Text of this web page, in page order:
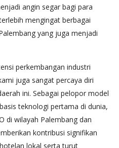
angin segar bagi para
mengingat berbagai
yang juga menjadi
perkembangan industri
juga sangat percaya diri
ini. Sebagai pelopor model
teknologi pertama di dunia,
di wilayah Palembang dan
kontribusi signifikan
lokal serta turut